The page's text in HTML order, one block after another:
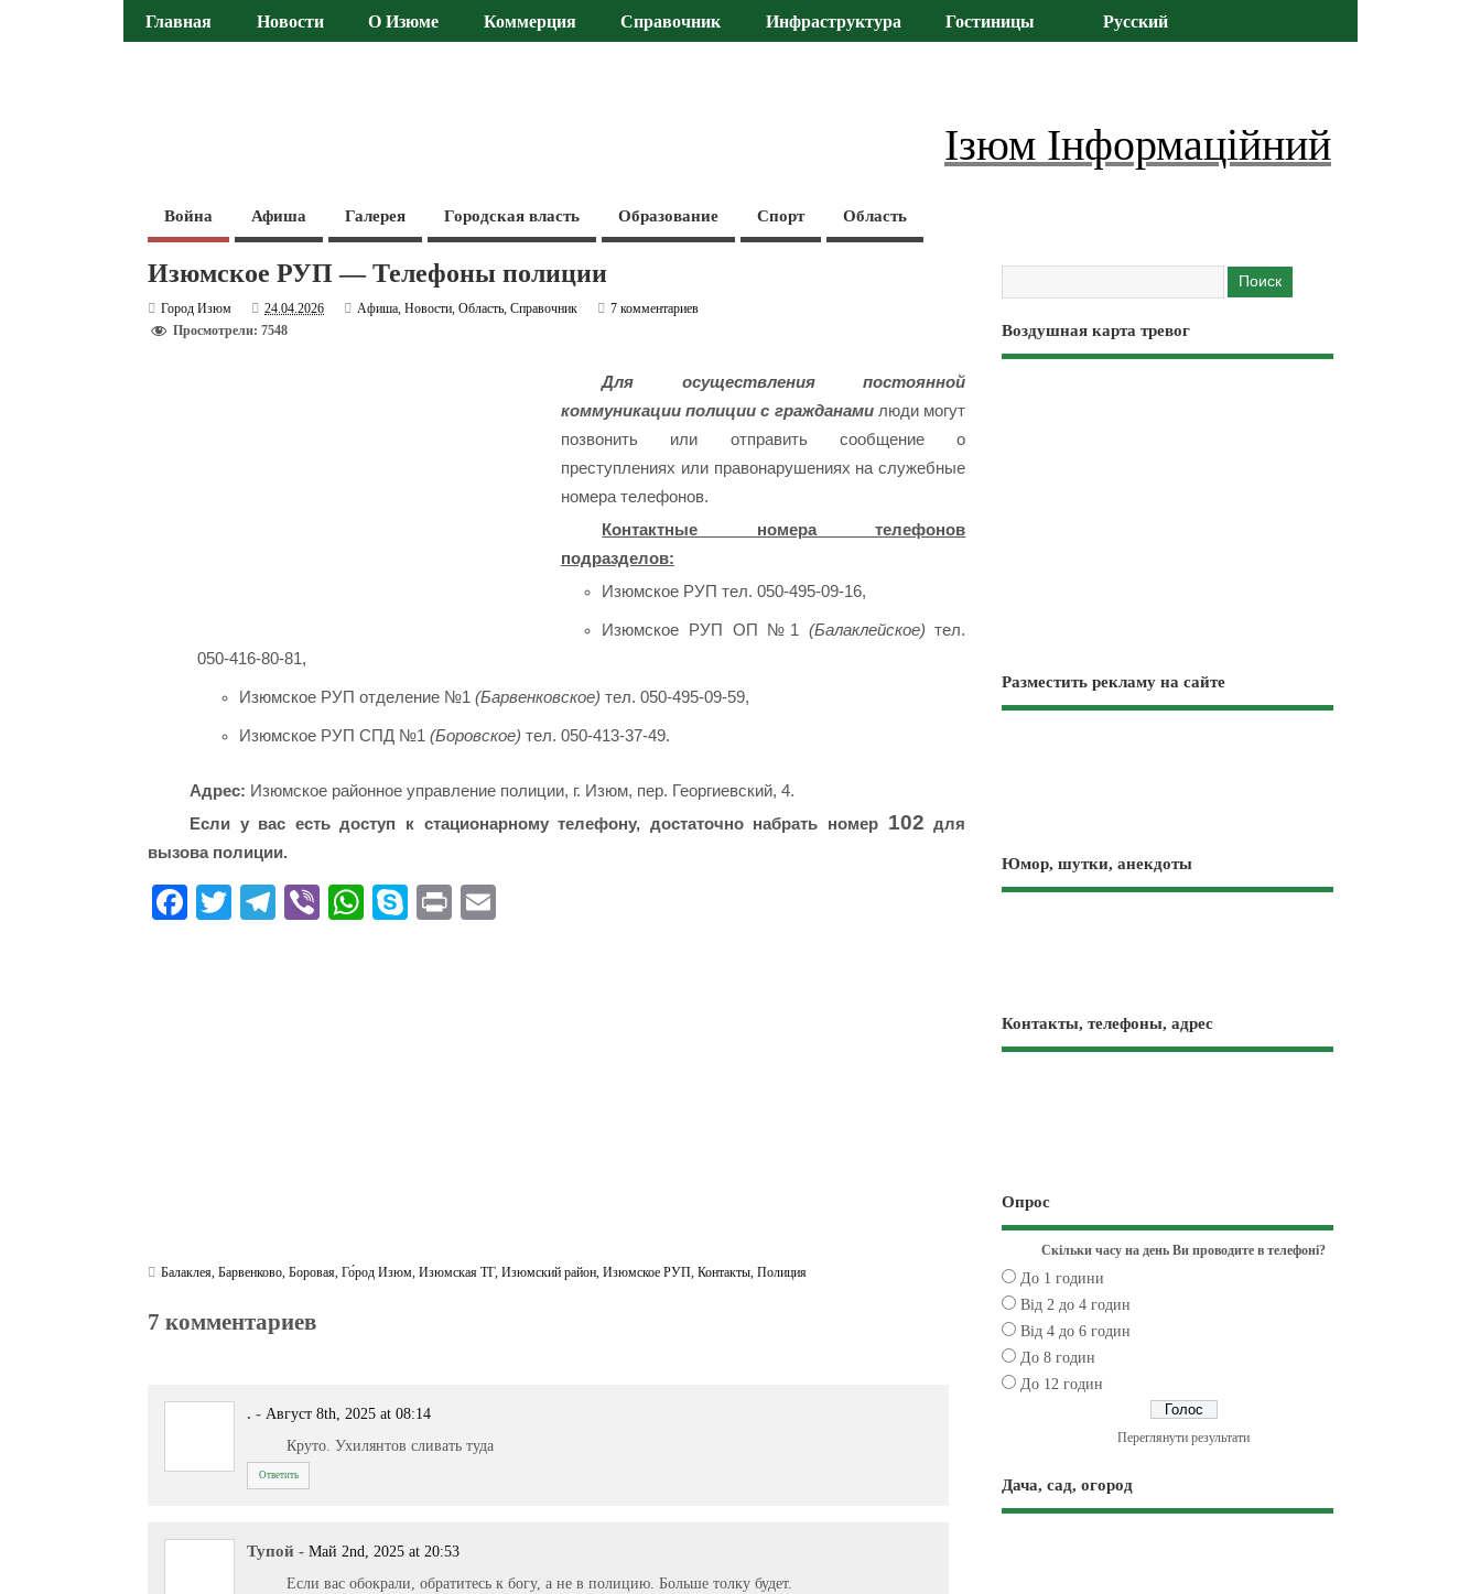
Главная Новости О Изюме Коммерция Справочник Инфраструктура Гостиницы Русский
Ізюм Інформаційний
Война Афиша Галерея Городская власть Образование Спорт Область
Изюмское РУП — Телефоны полиции
Город Изюм 24.04.2026 Афиша,Новости,Область,Справочник
7 комментариев
Просмотрели: 7548
Для осуществления постоянной
коммуникации полиции с гражданамилюди могут
позвонить или отправить сообщение о
преступлениях или правонарушениях на служебные
номера телефонов.
Контактные номера телефонов
подразделов:
Изюмское РУП тел.050-495-09-16,
Изюмское РУП ОП №1 (Балаклейское) тел.
050-416-80-81,
Изюмское РУП отделение №1 (Барвенковское) тел. 050-495-09-59,
Изюмское РУП СПД №1 (Боровское) тел. 050-413-37-49.
Адрес: Изюмское районное управление полиции, г. Изюм, пер. Георгиевский, 4.
Если у вас есть доступ к стационарному телефону, достаточно набрать номер 102 для
вызова полиции.
Fa T
Te Vi
W
S
Pr
Балаклея,Барвенково,Боровая,Го́род Изюм,Изюмская ТГ,Изюмский район,Изюмское РУП,Контакты,Полиция
7 комментариев
. - Август 8th, 2025 at 08:14
Круто. Ухилянтов сливать туда
Ответить
Тупой - Май 2nd, 2025 at 20:53
Если вас обокрали, обратитесь к богу, а не в полицию. Больше толку будет.
Воздушная карта тревог
Разместить рекламу на сайте
Юмор, шутки, анекдоты
Контакты, телефоны, адрес
Опрос
Скільки часу на день Ви проводите в телефоні?
До 1 години
Від 2 до 4 годин
Від 4 до 6 годин
До 8 годин
До 12 годин
Переглянути результати
Дача, сад, огород